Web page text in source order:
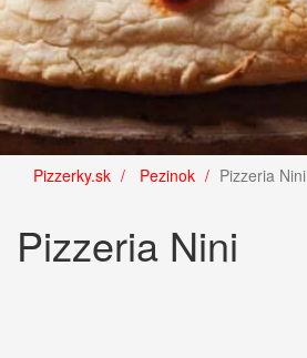
Pizzerky.sk Pezinok Pizzeria Nini
Pizzeria Nini